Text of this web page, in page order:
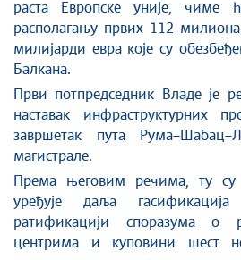
раста Европске уније, чиме
располагању првих 112
милијарди евра које су
Балкана.
Први потпредседник Владе је
наставак инфраструктурних
завршетак пута
магистрале.
Према његовим речима, ту
уређује даља
ратификацији споразума о
центрима и куповини шест